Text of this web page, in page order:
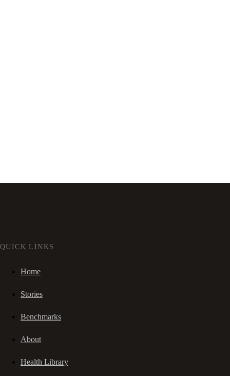
QUICK LINKS
Home
Stories
Benchmarks
About
Health Library